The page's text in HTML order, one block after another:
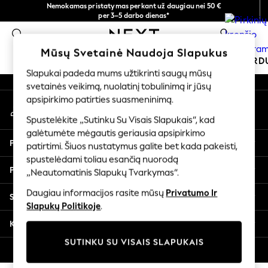
Nemokamas pristatymas perkant už daugiau nei 50 €
per 3–5 darbo dienas*
Dabar galite apsipirkti lietuvių kalba!
0
MOKYKLINĖ APRANGA ŠVENTINĖ
SCHOOLWEAR
All Boys Schoolwear
Shoes
Trousers
Shorts
Shirts
Polo Shirts
Sweatshirts & Jumpers
Coats & Jackets
Underwear
Multipacks
All Boys Sport & Swimwear
An error occurred on client
Mūsų socialiniai tinklai
Mano paskyra
Prisijunkite prie savo paskyros
Pagalba
Privatumas ir teisinė informacija
Skyriai
Kitos paslaugos
Mūsų Svetainė Naudoja Slapukus
Slapukai padeda mums užtikrinti saugų mūsų
svetainės veikimą, nuolatinį tobulinimą ir jūsų
apsipirkimo patirties suasmeninimą.
Spustelėkite „Sutinku Su Visais Slapukais“, kad
galėtumėte mėgautis geriausia apsipirkimo
patirtimi. Šiuos nustatymus galite bet kada pakeisti,
spustelėdami toliau esančią nuorodą
„Neautomatinis Slapukų Tvarkymas“.
Daugiau informacijos rasite mūsų Privatumo Ir
Slapukų Politikoje.
SUTINKU SU VISAIS SLAPUKAIS